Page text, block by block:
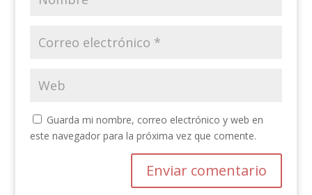
Guarda mi nombre, correo electrónico y web en
este navegador para la próxima vez que comente.